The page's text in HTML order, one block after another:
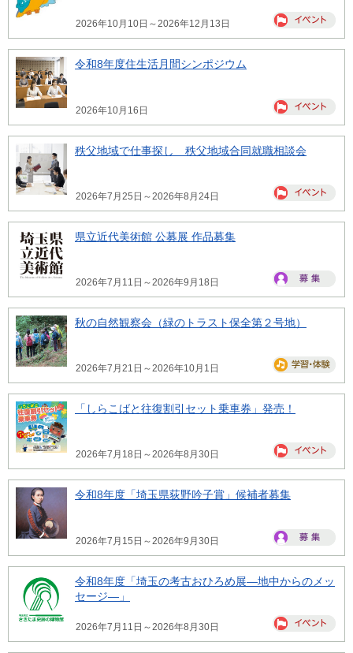
2026年10月10日～2026年12月13日
令和8年度住生活月間シンポジウム
2026年10月16日
秩父地域で仕事探し 秩父地域合同就職相談会
2026年7月25日～2026年8月24日
県立近代美術館 公募展 作品募集
2026年7月11日～2026年9月18日
秋の自然観察会（緑のトラスト保全第２号地）
2026年7月21日～2026年10月1日
「しらこばと往復割引セット乗車券」発売！
2026年7月18日～2026年8月30日
令和8年度「埼玉県荻野吟子賞」候補者募集
2026年7月15日～2026年9月30日
令和8年度「埼玉の考古おひろめ展―地中からのメッ
セージ―」
2026年7月11日～2026年8月30日